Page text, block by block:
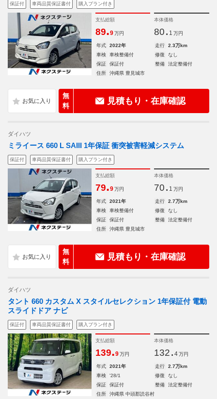
保証付 車両品質保証書付 購入プラン付き
支払総額
89.9 万円
本体価格
80. 1 万円
年式 2022年 走行
2.3万km
車検
車検整備付 修復
なし
保証
保証付 整備
法定整備付
住所
沖縄県 豊見城市
無
料
見積もり・在庫確認
ダイハツ
ミライース 660 L SAIII 1年保証 衝突被害軽減システム
保証付 車両品質保証書付 購入プラン付き
支払総額
79.9 万円
本体価格
70. 1 万円
年式 2021年 走行
2.7万km
車検
車検整備付 修復
なし
保証
保証付 整備
法定整備付
住所
沖縄県 豊見城市
無
料
見積もり・在庫確認
ダイハツ
タント 660 カスタム X スタイルセレクション 1年保証付 電動
スライドドア ナビ
保証付 車両品質保証書付 購入プラン付き
支払総額
139.9 万円
本体価格
132. 4 万円
年式 2021年 走行
2.7万km
車検
'28/1 修復
なし
保証
保証付 整備
法定整備付
住所
沖縄県 中頭郡読谷村